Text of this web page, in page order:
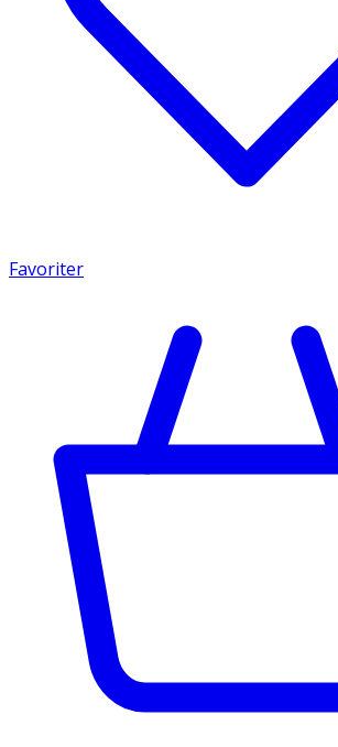
Favoriter